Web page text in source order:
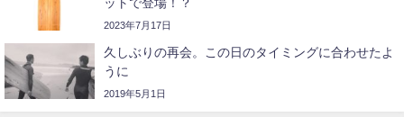
ットで登場！？
2023年7月17日
久しぶりの再会。この日のタイミングに合わせたよ
うに
2019年5月1日